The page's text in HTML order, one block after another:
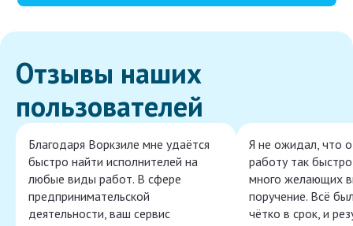
Отзывы наших
пользователей
Благодаря Воркзиле мне удаётся
быстро найти исполнителей на
любые виды работ. В сфере
предпринимательской
деятельности, ваш сервис
Я не ожидал, что
работу так
много желающих
поручение. Всё
чётко в срок, и